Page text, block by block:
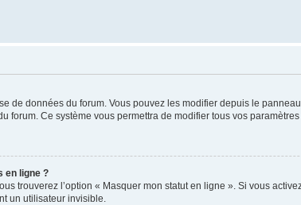
de données du forum. Vous pouvez les modifier depuis le
Ce système vous permettra de modifier tous vos
en ligne ?
trouverez l’option « Masquer mon statut en ligne ». Si vous
un utilisateur invisible.